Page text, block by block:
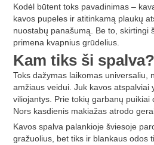
Kodėl būtent toks pavadinimas –
kavos pupeles ir atitinkamą plaukų
nuostabų panašumą. Be to, skirtingi
primena kvapnius grūdelius.
Kam tiks ši spalva?
Toks dažymas laikomas universaliu,
amžiaus veidui. Juk kavos atspalviai
viliojantys. Prie tokių garbanų puikiai
Nors kasdienis makiažas atrodo
Kavos spalva palankioje šviesoje
gražuolius, bet tiks ir blankaus odos